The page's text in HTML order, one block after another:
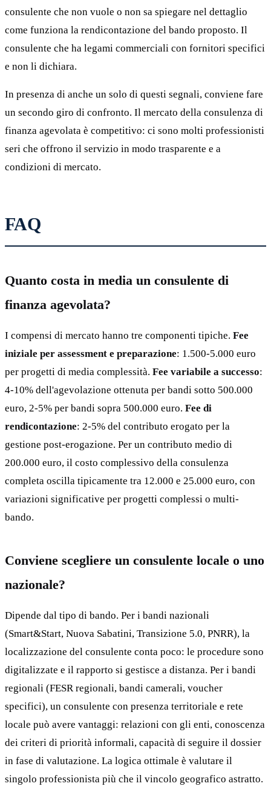
consulente che non vuole o non sa spiegare nel dettaglio
come funziona la rendicontazione del bando proposto. Il
consulente che ha legami commerciali con fornitori specifici
e non li dichiara.
In presenza di anche un solo di questi segnali, conviene fare
un secondo giro di confronto. Il mercato della consulenza di
finanza agevolata è competitivo: ci sono molti professionisti
seri che offrono il servizio in modo trasparente e a
condizioni di mercato.
FAQ
Quanto costa in media un consulente di
finanza agevolata?
I compensi di mercato hanno tre componenti tipiche. Fee
iniziale per assessment e preparazione: 1.500-5.000 euro
per progetti di media complessità. Fee variabile a successo:
4-10% dell'agevolazione ottenuta per bandi sotto 500.000
euro, 2-5% per bandi sopra 500.000 euro. Fee di
rendicontazione: 2-5% del contributo erogato per la
gestione post-erogazione. Per un contributo medio di
200.000 euro, il costo complessivo della consulenza
completa oscilla tipicamente tra 12.000 e 25.000 euro, con
variazioni significative per progetti complessi o multi-
bando.
Conviene scegliere un consulente locale o uno
nazionale?
Dipende dal tipo di bando. Per i bandi nazionali
(Smart&Start, Nuova Sabatini, Transizione 5.0, PNRR), la
localizzazione del consulente conta poco: le procedure sono
digitalizzate e il rapporto si gestisce a distanza. Per i bandi
regionali (FESR regionali, bandi camerali, voucher
specifici), un consulente con presenza territoriale e rete
locale può avere vantaggi: relazioni con gli enti, conoscenza
dei criteri di priorità informali, capacità di seguire il dossier
in fase di valutazione. La logica ottimale è valutare il
singolo professionista più che il vincolo geografico astratto.